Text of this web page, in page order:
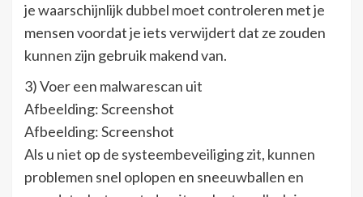
je waarschijnlijk dubbel moet controleren met je
mensen voordat je iets verwijdert dat ze zouden
kunnen zijn gebruik makend van.
3) Voer een malwarescan uit
Afbeelding: Screenshot
Afbeelding: Screenshot
Als u niet op de systeembeveiliging zit, kunnen
problemen snel oplopen en sneeuwballen en